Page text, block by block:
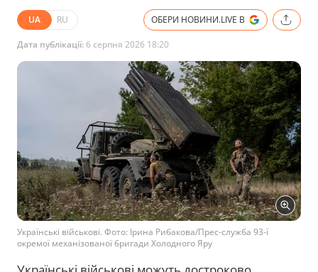
UA RU ОБЕРИ НОВИНИ.LIVE В
Дата публікації: 6 серпня 2026 18:20
Українські військові. Фото: Ірина Рибакова/Прес-служба 93-ї
окремої механізованої бригади Холодного Яру